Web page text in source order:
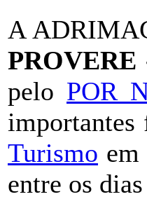
A
pelo POR
Turismo em
entre os dias